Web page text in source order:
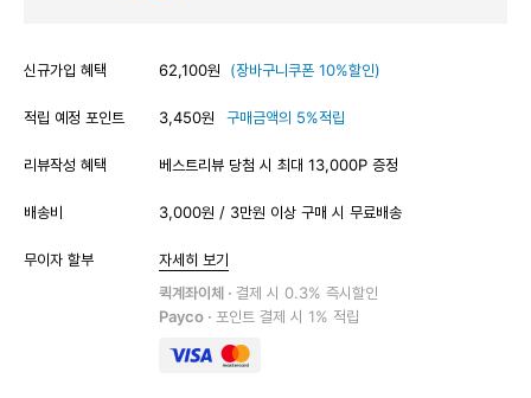
신규가입 혜택 62,100원 (장바구니쿠폰 10%할인)
적립 예정 포인트 3,450원 구매금액의 5%적립
리뷰작성 혜택 베스트리뷰 당첨 시 최대 13,000P 증정
배송비 3,000원 / 3만원 이상 구매 시 무료배송
무이자 할부
자세히 보기
퀵계좌이체 · 결제 시 0.3% 즉시할인
Payco · 포인트 결제 시 1% 적립